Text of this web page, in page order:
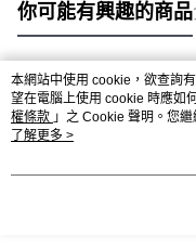
你可能有興趣的商品
熱門標籤
本網站中使用 cookie，欲查詢
望在電腦上使用 cookie 時應如
權條款 」之 Cookie 聲明。您
用條款之 Cookie 聲明使用
了解更多 >